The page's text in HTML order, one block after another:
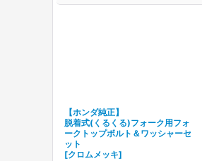
【ホンダ純正】
脱着式(くるくる)フォーク用フォ
ークトップボルト＆ワッシャーセ
ット
[クロムメッキ]